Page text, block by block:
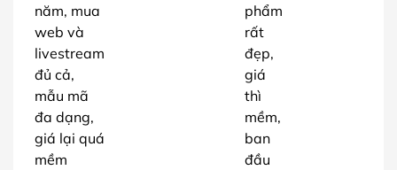
năm, mua
web và
livestream
đủ cả,
mẫu mã
đa dạng,
giá lại quá
mềm
phẩm
rất
đẹp,
giá
thì
mềm,
ban
đầu